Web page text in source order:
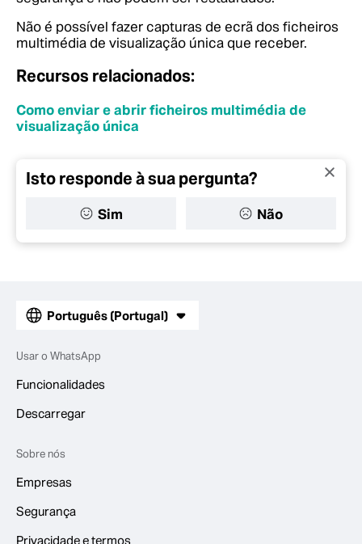
Não é possível fazer capturas de ecrã dos ficheiros
multimédia de visualização única que receber.
Recursos relacionados:
Como enviar e abrir ficheiros multimédia de
visualização única
Isto responde à sua pergunta?
Sim Não
Português (Portugal)
Usar o WhatsApp
Funcionalidades
Descarregar
Sobre nós
Empresas
Segurança
Privacidade e termos